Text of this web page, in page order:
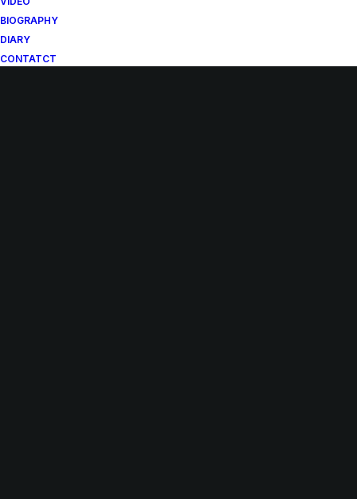
BIOGRAPHY
DIARY
CONTATCT